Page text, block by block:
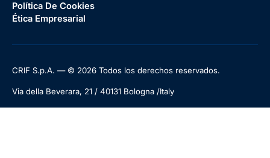
Política De Cookies
Ética Empresarial
CRIF S.p.A. — © 2026 Todos los derechos reservados.
Via della Beverara, 21 / 40131 Bologna /Italy